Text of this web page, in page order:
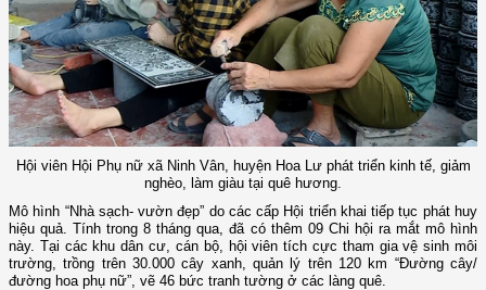
Hội viên Hội Phụ nữ xã Ninh Vân, huyện Hoa Lư phát triển kinh tế, giảm
nghèo, làm giàu tại quê hương.
Mô hình “Nhà sạch- vườn đẹp” do các cấp Hội triển khai tiếp tục phát huy
hiệu quả. Tính trong 8 tháng qua, đã có thêm 09 Chi hội ra mắt mô hình
này. Tại các khu dân cư, cán bộ, hội viên tích cực tham gia vệ sinh môi
trường, trồng trên 30.000 cây xanh, quản lý trên 120 km “Đường cây/
đường hoa phụ nữ”, vẽ 46 bức tranh tường ở các làng quê.